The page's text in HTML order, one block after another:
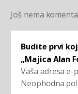
Još nema
Budite prvi
„Majica Alan
Vaša adresa e-
Neophodna